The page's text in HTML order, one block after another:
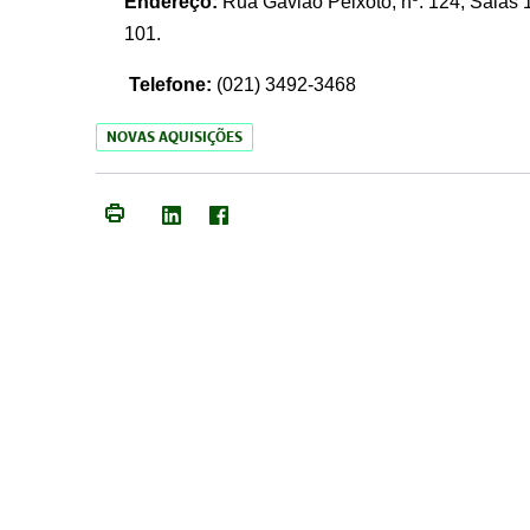
101.
Telefone: (021) 3492-3468
NOVAS AQUISIÇÕES